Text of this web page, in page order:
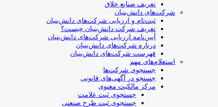
تعریف صنایع خلاق
شرکت‌های دانش‌بنیان
ثبت‌نام و ارزیابی شرکت‌های دانش‌بنیان
تعریف شرکت دانش‌بنیان چیست؟
آیین‌نامه ارزیابی شرکت‌های دانش‌بنیان
درباره شرکت‌های دانش‌بنیان
فهرست شرکت‌های دانش‌بنیان
استعلام‌های مهم
جستجوی شرکت‌ها
جستجو در آگهی‌های قانونی
مرکز مالکیت معنوی
جستجوی ثبت علامت
جستجوی ثبت طرح صنعتی